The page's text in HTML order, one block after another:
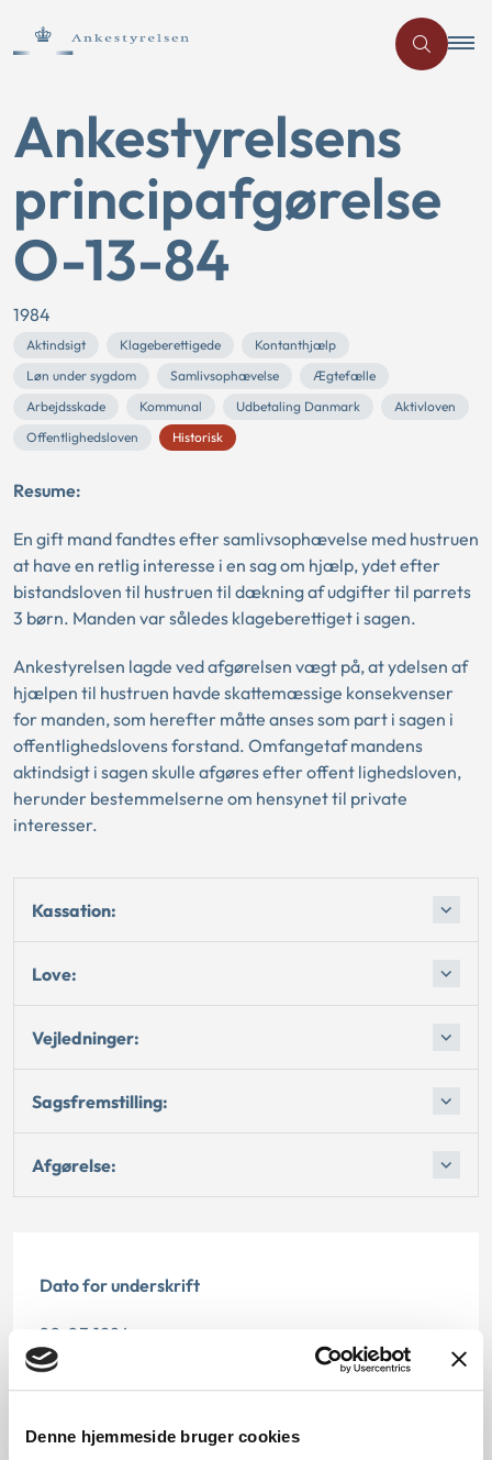
Denne hjemmeside bruger cookies
Ankestyrelsens
principafgørelse
O-13-84
1984
Aktindsigt Klageberettigede
Kontanthjælp
Løn under sygdom
Samlivsophævelse
Ægtefælle
Arbejdsskade
Kommunal Udbetaling Danmark
Aktivloven
Offentlighedsloven
Historisk
Resume:
En gift mand fandtes efter samlivsophævelse med hustruen
at have en retlig interesse i en sag om hjælp, ydet efter
bistandsloven til hustruen til dækning af udgifter til parrets
3 børn. Manden var således klageberettiget i sagen.
Ankestyrelsen lagde ved afgørelsen vægt på, at ydelsen af
hjælpen til hustruen havde skattemæssige konsekvenser
for manden, som herefter måtte anses som part i sagen i
offentlighedslovens forstand. Omfangetaf mandens
aktindsigt i sagen skulle afgøres efter offent lighedsloven,
herunder bestemmelserne om hensynet til private
interesser.
Kassation:
Love:
Vejledninger:
Sagsfremstilling:
Afgørelse:
Dato for underskrift
20.03.1984
12.07.2013